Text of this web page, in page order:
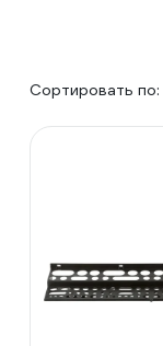
Сортировать по: